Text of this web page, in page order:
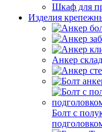
Шкаф для
Изделия
Анкер
Болт с